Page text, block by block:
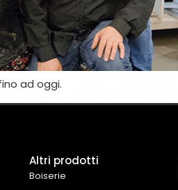
ad oggi.
Altri prodotti
Boiserie